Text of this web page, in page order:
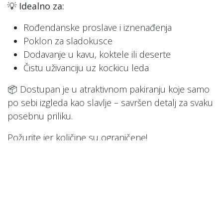
💡 Idealno za:
Rođendanske proslave i iznenađenja
Poklon za sladokusce
Dodavanje u kavu, koktele ili deserte
Čistu uživanciju uz kockicu leda
📦 Dostupan je u atraktivnom pakiranju koje samo
po sebi izgleda kao slavlje – savršen detalj za svaku
posebnu priliku.
Požurite jer količine su ograničene!